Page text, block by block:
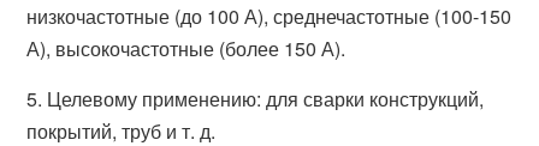
низкочастотные (до 100 А), среднечастотные (100-150
А), высокочастотные (более 150 А).
5. Целевому применению: для сварки конструкций,
покрытий, труб и т. д.